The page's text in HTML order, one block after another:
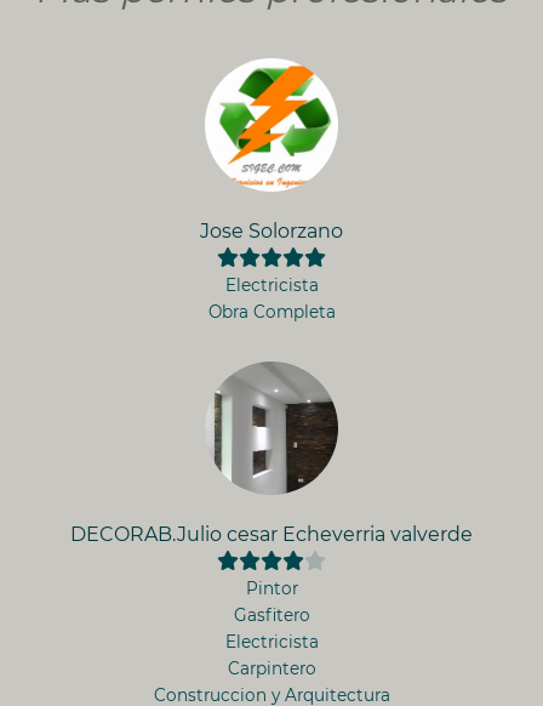
Jose Solorzano
Electricista
Obra Completa
DECORAB.Julio cesar Echeverria valverde
Pintor
Gasfitero
Electricista
Carpintero
Construccion y Arquitectura